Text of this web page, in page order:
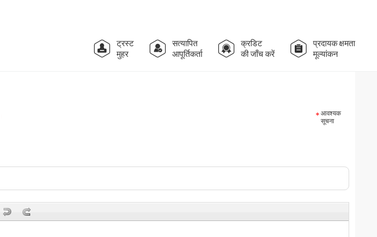
ट्रस्ट
मुहर
सत्यापित
आपूर्तिकर्ता
क्रडिट
की जाँच करें
प्रदायक क्षमता
मूल्यांकन
आवश्यक
सूचना